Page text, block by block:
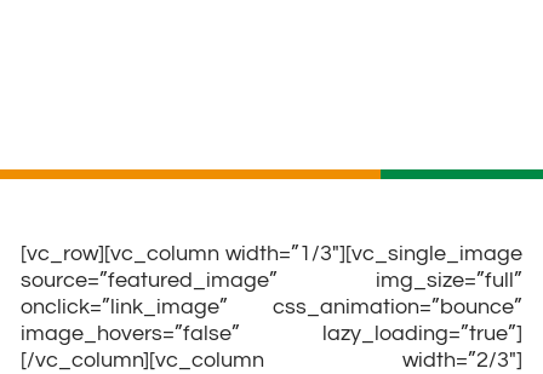
[vc_row][vc_column width=”1/3″][vc_single_image
source=”featured_image” img_size=”full”
onclick=”link_image” css_animation=”bounce”
image_hovers=”false” lazy_loading=”true”]
[/vc_column][vc_column width=”2/3″]